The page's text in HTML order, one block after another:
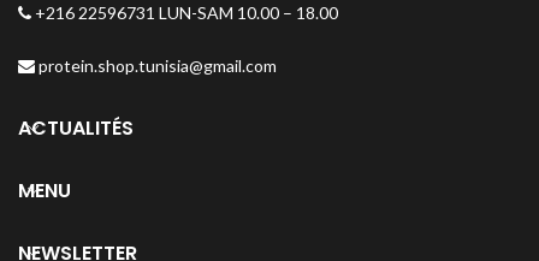
+216 22596731 LUN-SAM 10.00 – 18.00
protein.shop.tunisia@gmail.com
ACTUALITÉS
MENU
NEWSLETTER